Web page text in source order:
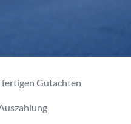
Gutachten